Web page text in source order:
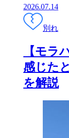
2026.07.14
別れ
【モラ
感じた
を解説